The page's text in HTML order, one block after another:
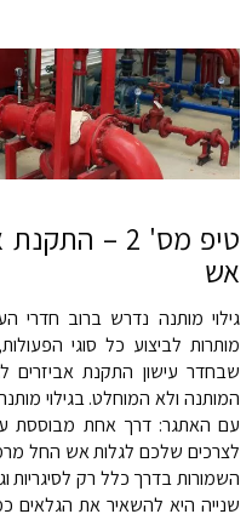
טיפ מס' 2 –
אש
גילוי מותנה נדרש ברוב
מותרות לביצוע כל סוגי
שבחדר עישון התקנת אביזרים
עם האתגר: דרך אחת מבוססת
לצרכים שלכם לגלות אש החל
השמורות בדרך כלל רק לסיגריות
שנייה היא להשאיר את